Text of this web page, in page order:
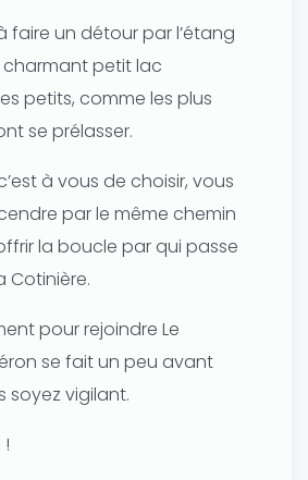
faire un détour par l’étang
charmant petit lac
petits, comme les plus
se prélasser.
à vous de choisir, vous
par le même chemin
la boucle par qui passe
Cotinière.
pour rejoindre Le
se fait un peu avant
soyez vigilant.